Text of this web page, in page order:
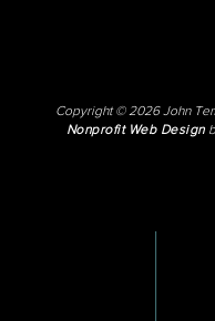
Copyright © 2026 John
Nonprofit Web Design